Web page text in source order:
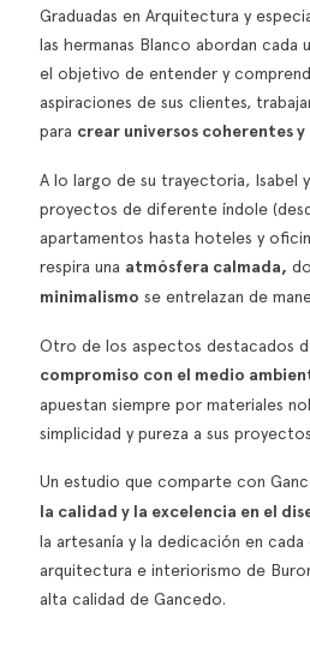
Graduadas en Arquitectura y
las hermanas Blanco abordan cada
el objetivo de entender y
aspiraciones de sus clientes,
para crear universos coherentes
A lo largo de su trayectoria, Isabel
proyectos de diferente índole
apartamentos hasta hoteles y
respira una atmósfera calmada,
minimalismo se entrelazan de
Otro de los aspectos destacados
compromiso con el medio
apuestan siempre por materiales
simplicidad y pureza a sus
Un estudio que comparte con
la calidad y la excelencia en el
la artesanía y la dedicación en cada
arquitectura e interiorismo de
alta calidad de Gancedo.